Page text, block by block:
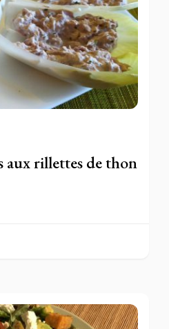
aux rillettes de thon